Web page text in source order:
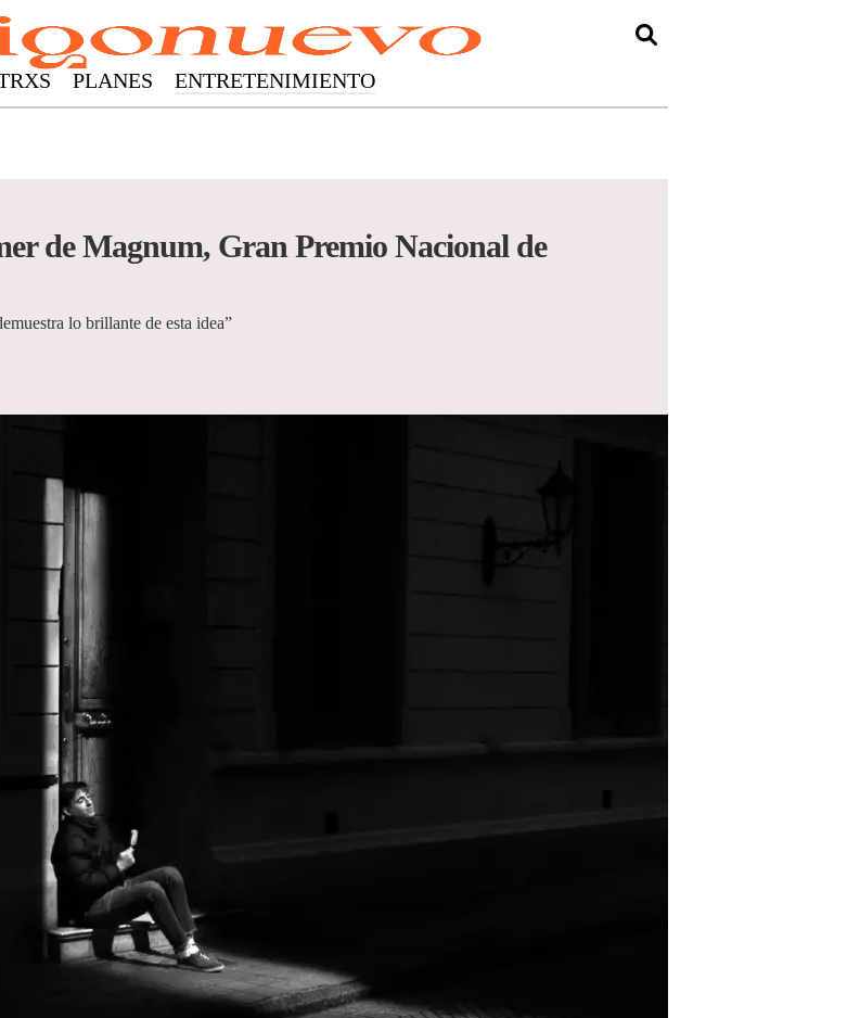
PLANES ENTRETENIMIENTO
de Magnum, Gran Premio Nacional de
lo brillante de esta idea”